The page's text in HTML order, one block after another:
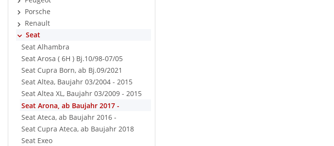
Porsche
Renault
Seat
Seat Alhambra
Seat Arosa ( 6H ) Bj.10/98-07/05
Seat Cupra Born, ab Bj.09/2021
Seat Altea, Baujahr 03/2004 - 2015
Seat Altea XL, Baujahr 03/2009 - 2015
Seat Arona, ab Baujahr 2017 -
Seat Ateca, ab Baujahr 2016 -
Seat Cupra Ateca, ab Baujahr 2018
Seat Exeo